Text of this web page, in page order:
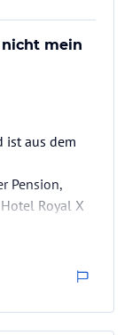
mein
ist aus dem
Pension,
Royal X